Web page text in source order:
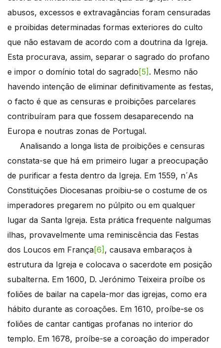
abusos, excessos e extravagâncias foram censuradas
e proibidas determinadas formas exteriores do culto
que não estavam de acordo com a doutrina da Igreja.
Esta procurava, assim, separar o sagrado do profano
e impor o domínio total do sagrado [5] . Mesmo não
havendo intenção de eliminar definitivamente as festas,
o facto é que as censuras e proibições parcelares
contribuíram para que fossem desaparecendo na
Europa e noutras zonas de Portugal.
Analisando a longa lista de proibições e censuras
constata-se que há em primeiro lugar a preocupação
de purificar a festa dentro da Igreja. Em 1559, n´As
Constituições Diocesanas proibiu-se o costume de os
imperadores pregarem no púlpito ou em qualquer
lugar da Santa Igreja. Esta prática frequente nalgumas
ilhas, provavelmente uma reminiscência das Festas
dos Loucos em França[6] , causava embaraços à
estrutura da Igreja e colocava o sacerdote em posição
subalterna. Em 1600, D. Jerónimo Teixeira proíbe os
foliões de bailar na capela-mor das igrejas, como era
hábito durante as coroações. Em 1610, proíbe-se os
foliões de cantar cantigas profanas no interior do
templo. Em 1678, proíbe-se a coroação do imperador